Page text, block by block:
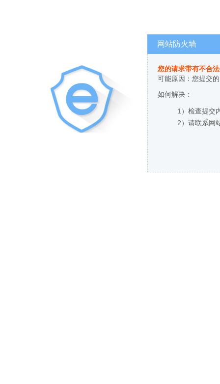
网站防火墙
您的请求带有不合
可能原因：您提交
如何解决：
1）检查提交
2）请联系网